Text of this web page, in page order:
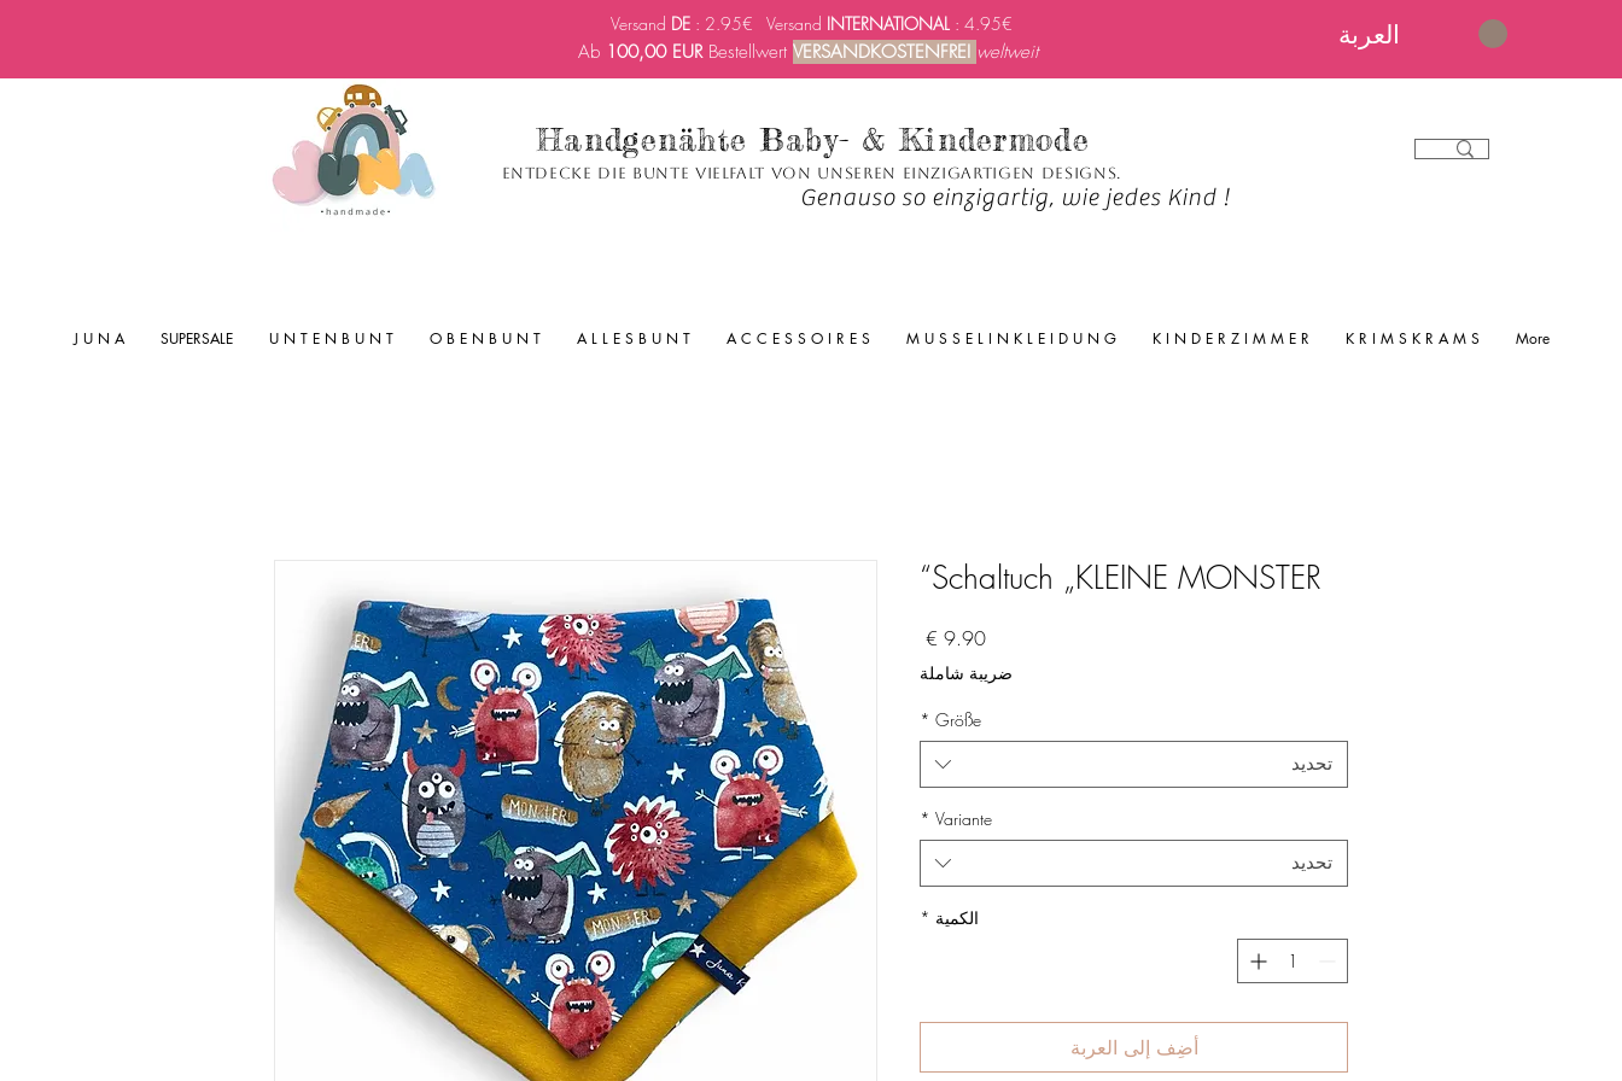
العربة Versand DE : 2.95€ Versand INTERNATIONAL : 4.95€
Ab 100,00 EURBestellwert VERSANDKOSTENFREI weltweit
Handgenähte Baby- & Kindermode
Entdecke die bunte Vielfalt von unseren einzigartigen Designs.
Genauso so einzigartig, wie jedes Kind !
J U N A SUPERSALE U N T E N B U N T O B E N B U N T A L L E S B U N T A C C E S S O I R E S M U S S E L I N K L E I D U N G K I N D E R Z I M M E R K R I M S K R A M S More
Schaltuch „KLEINE MONSTER“
السعر
ضريبة شاملة
Größe
*
تحديد
Variante
*
تحديد
الكمية *
أضِف إلى العربة